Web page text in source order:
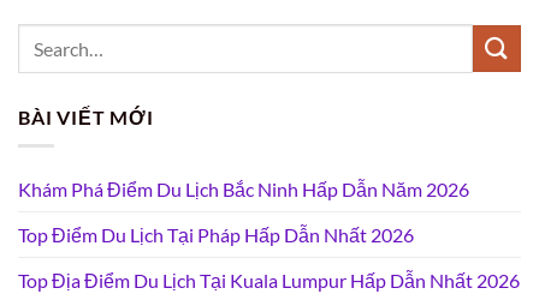
BÀI VIẾT MỚI
Khám Phá Điểm Du Lịch Bắc Ninh Hấp Dẫn Năm 2026
Top Điểm Du Lịch Tại Pháp Hấp Dẫn Nhất 2026
Top Địa Điểm Du Lịch Tại Kuala Lumpur Hấp Dẫn Nhất 2026